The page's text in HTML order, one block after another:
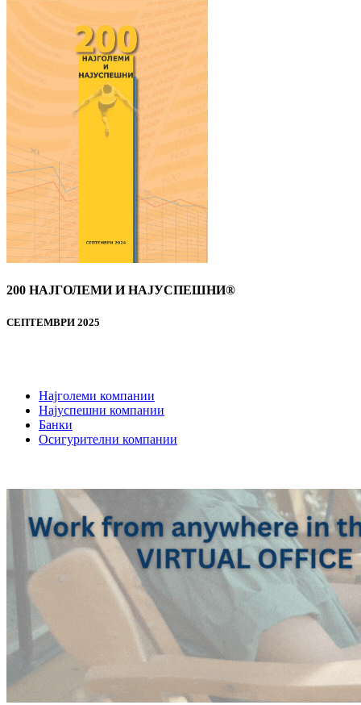
200 НАЈГОЛЕМИ И НАЈУСПЕШНИ®
СЕПТЕМВРИ 2025
Најголеми компании
Најуспешни компании
Банки
Осигурителни компании